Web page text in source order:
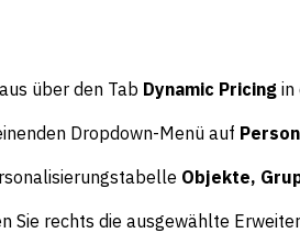
über den Tab Dynamic Pricing in
Dropdown-Menü auf
Objekte,
Sie rechts die ausgewählte